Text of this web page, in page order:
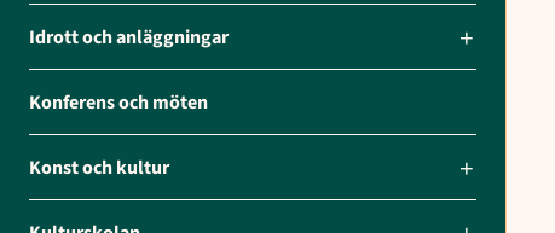
Idrott och anläggningar
Konferens och möten
Konst och kultur